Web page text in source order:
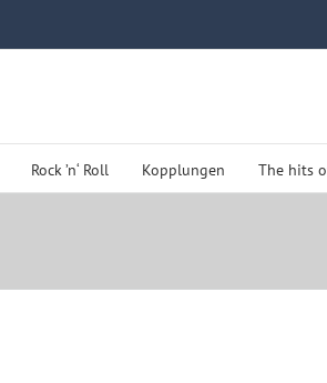
Rock ’n‘ Roll Kopplungen The hits